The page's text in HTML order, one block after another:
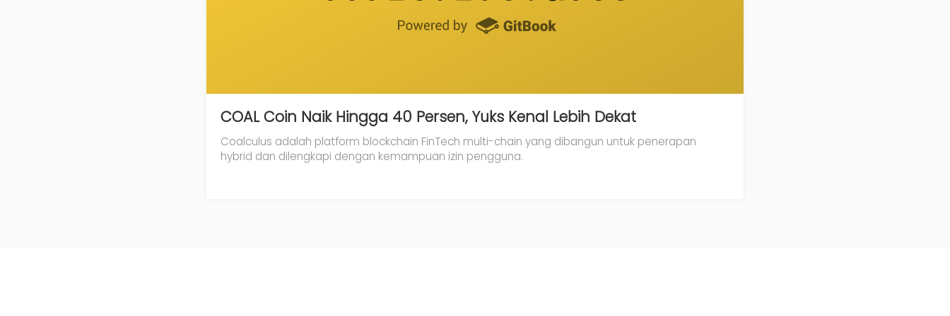
COAL Coin Naik Hingga 40 Persen, Yuks Kenal Lebih Dekat
Coalculus adalah platform blockchain FinTech multi-chain yang dibangun untuk penerapan
hybrid dan dilengkapi dengan kemampuan izin pengguna.